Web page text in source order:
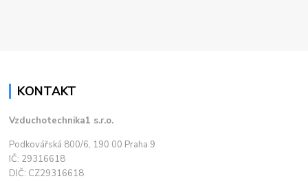
KONTAKT
Vzduchotechnika1 s.r.o.
Podkovářská 800/6, 190 00 Praha 9
IČ: 29316618
DIČ: CZ29316618